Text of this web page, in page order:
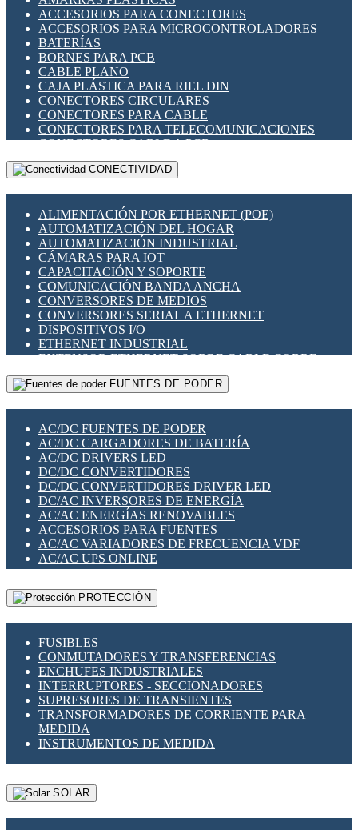
INDICADORES PARA PANEL
INTERFACES DE RELÉ
INTERRUPTORES FIN DE CARRERA
LLAVES CONMUTADORAS
MEDIDORES DE ENERGÍA Y TC'S DE CORRIENTE
MOTORES PASO A PASO
PANTALLAS HMI
PLC -CONTROLADORES LÓGICO PROGRAMABLES
PROGRAMADORES DE HORARIO
RELÉS DE PROTECCIÓN
SENSORES CAPACITIVOS
SENSORES INDUCTIVOS
TEMPORIZADORES
VARIACS
VARIADORES DE FRECUENCIA [VDF]
SECCIONADORES - INTERRUPTORES
MAQUINARIA
ACCESORIOS PARA CONECTORES
ACCESORIOS PARA MICROCONTROLADORES
BATERÍAS
BORNES PARA PCB
CABLE PLANO
CAJA PLÁSTICA PARA RIEL DIN
CONECTORES CIRCULARES
CONECTORES PARA CABLE
CONECTORES PARA TELECOMUNICACIONES
CONECTORES CABLE A PCB
CONECTORES PCB A CABLE
DIP SWITCHES
HERRAMIENTAS VARIAS
ILUMINACIÓN LED
INTERRUPTORES REED
INTERFACES DE RELÉ
OTROS RELÉS
PROTECCIÓN TÉRMICA
RELÉS AUTOMOTRICES
RELÉS DE SEÑAL
RELÉS DE ESTADO SÓLIDO SSR
RELÉS INDUSTRIALES
RELÉS MINIATURA DE POTENCIA
SENSORES MAGNÉTICOS
SWITCH Y MICROSWITCH
TARJETAS PI
UNIÓN Y DERIVACIÓN DE CABLE
CONECTIVIDAD
ALIMENTACIÓN POR ETHERNET (POE)
AUTOMATIZACIÓN DEL HOGAR
AUTOMATIZACIÓN INDUSTRIAL
CÁMARAS PARA IOT
CAPACITACIÓN Y SOPORTE
COMUNICACIÓN BANDA ANCHA
CONVERSORES DE MEDIOS
CONVERSORES SERIAL A ETHERNET
DISPOSITIVOS I/O
ETHERNET INDUSTRIAL
EXTENSOR ETHERNET SOBRE CABLE COBRE
GATEWAY LORAWAN
GESTIÓN DE REDES
PLACAS MODULARES IOT
SWITCHES Y REDES WIFI
SOLUCIONES IOT
SOLUCIONES LORAWAN
SOLUCIONES RED CELULAR
SEGURIDAD PARA REDES
SWITCHES LAN
TELEFONÍA IP (VOIP)
VIGILANCIA IP (CCTV)
MESHTASTIC
FUENTES DE PODER
AC/DC FUENTES DE PODER
AC/DC CARGADORES DE BATERÍA
AC/DC DRIVERS LED
DC/DC CONVERTIDORES
DC/DC CONVERTIDORES DRIVER LED
DC/AC INVERSORES DE ENERGÍA
AC/AC ENERGÍAS RENOVABLES
ACCESORIOS PARA FUENTES
AC/AC VARIADORES DE FRECUENCIA VDF
AC/AC UPS ONLINE
PROTECCIÓN
FUSIBLES
CONMUTADORES Y TRANSFERENCIAS
ENCHUFES INDUSTRIALES
INTERRUPTORES - SECCIONADORES
SUPRESORES DE TRANSIENTES
TRANSFORMADORES DE CORRIENTE PARA
MEDIDA
INSTRUMENTOS DE MEDIDA
SOLAR